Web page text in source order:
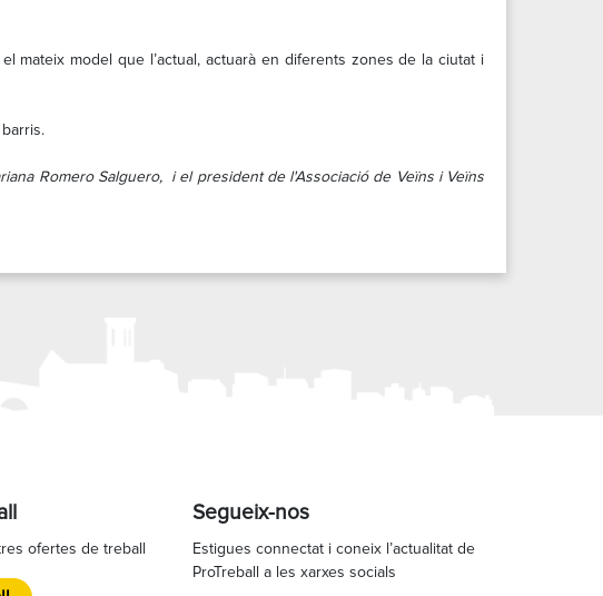
mateix model que l’actual, actuarà en diferents zones de la ciutat i
Romero Salguero, i el president de l'Associació de Veïns i Veïns
ofertes de treball
Segueix-nos
Estigues connectat i coneix l’actualitat de
ProTreball a les xarxes socials